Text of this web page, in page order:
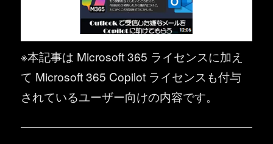
※本記事は Microsoft 365 ライセンスに加え
て Microsoft 365 Copilot ライセンスも付与
されているユーザー向けの内容です。